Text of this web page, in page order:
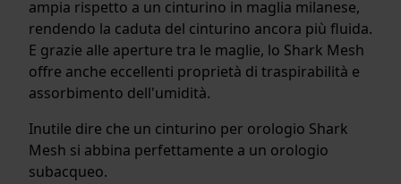
ampia rispetto a un cinturino in maglia milanese,
rendendo la caduta del cinturino ancora più fluida.
E grazie alle aperture tra le maglie, lo Shark Mesh
offre anche eccellenti proprietà di traspirabilità e
assorbimento dell'umidità.
Inutile dire che un cinturino per orologio Shark
Mesh si abbina perfettamente a un orologio
subacqueo.